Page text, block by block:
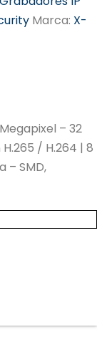
Marca: X-
– 32
/ H.264 | 8
– SMD,